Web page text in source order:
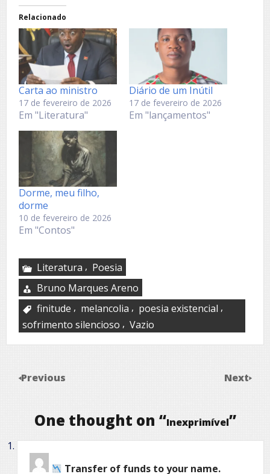
Relacionado
Carta ao ministro
17 de fevereiro de 2026
Em "Literatura"
Diário de um Inútil
17 de fevereiro de 2026
Em "lançamentos"
Dorme, meu filho,
dorme
10 de fevereiro de 2026
Em "Contos"
Literatura , Poesia
Bruno Marques Areno
finitude , melancolia , poesia existencial ,
sofrimento silencioso , Vazio
Previous Next
One thought on “Inexprimível”
Transfer of funds to your name.